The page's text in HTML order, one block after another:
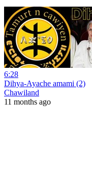
6:28
Dihya-Ayache amami (2)
Chawiland
11 months ago